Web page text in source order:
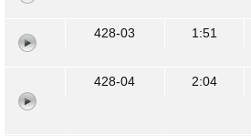
428-03
1:51
428-04
2:04